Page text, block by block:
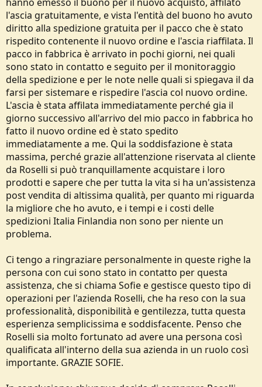
l'ascia gratuitamente, e vista l'entità del buono ho avuto
diritto alla spedizione gratuita per il pacco che è stato
rispedito contenente il nuovo ordine e l'ascia riaffilata. Il
pacco in fabbrica è arrivato in pochi giorni, nei quali
sono stato in contatto e seguito per il monitoraggio
della spedizione e per le note nelle quali si spiegava il da
farsi per sistemare e rispedire l'ascia col nuovo ordine.
L'ascia è stata affilata immediatamente perché gia il
giorno successivo all'arrivo del mio pacco in fabbrica ho
fatto il nuovo ordine ed è stato spedito
immediatamente a me. Qui la soddisfazione è stata
massima, perché grazie all'attenzione riservata al cliente
da Roselli si può tranquillamente acquistare i loro
prodotti e sapere che per tutta la vita si ha un'assistenza
post vendita di altissima qualità, per quanto mi riguarda
la migliore che ho avuto, e i tempi e i costi delle
spedizioni Italia Finlandia non sono per niente un
problema.
Ci tengo a ringraziare personalmente in queste righe la
persona con cui sono stato in contatto per questa
assistenza, che si chiama Sofie e gestisce questo tipo di
operazioni per l'azienda Roselli, che ha reso con la sua
professionalità, disponibilità e gentilezza, tutta questa
esperienza semplicissima e soddisfacente. Penso che
Roselli sia molto fortunato ad avere una persona così
qualificata all'interno della sua azienda in un ruolo così
importante. GRAZIE SOFIE.